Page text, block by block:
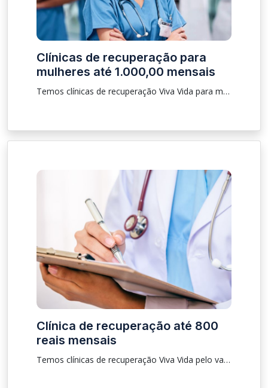
Clínicas de recuperação para
mulheres até 1.000,00 mensais
Temos clínicas de recuperação Viva Vida para mulheres pelo valor mensal de R$1.000,00, com atendimento psicológico, psiquiátrico, terapêutico, com refeições, plano de tratamento e acomodações inclusa.
Clínica de recuperação até 800
reais mensais
Temos clínicas de recuperação Viva Vida pelo valor mensal de R$800,00, com atendimento psicológico, psiquiátrico, terapêutico, com refeições, plano de tratamento e acomodações inclusa.